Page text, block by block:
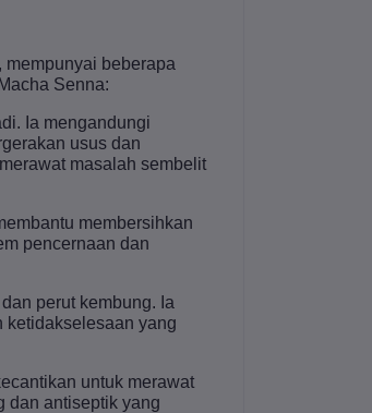
beberapa
Senna:
Ia mengandungi
usus dan
masalah sembelit
membersihkan
pencernaan dan
perut kembung. Ia
ketidakselesaan yang
untuk merawat
dan antiseptik yang